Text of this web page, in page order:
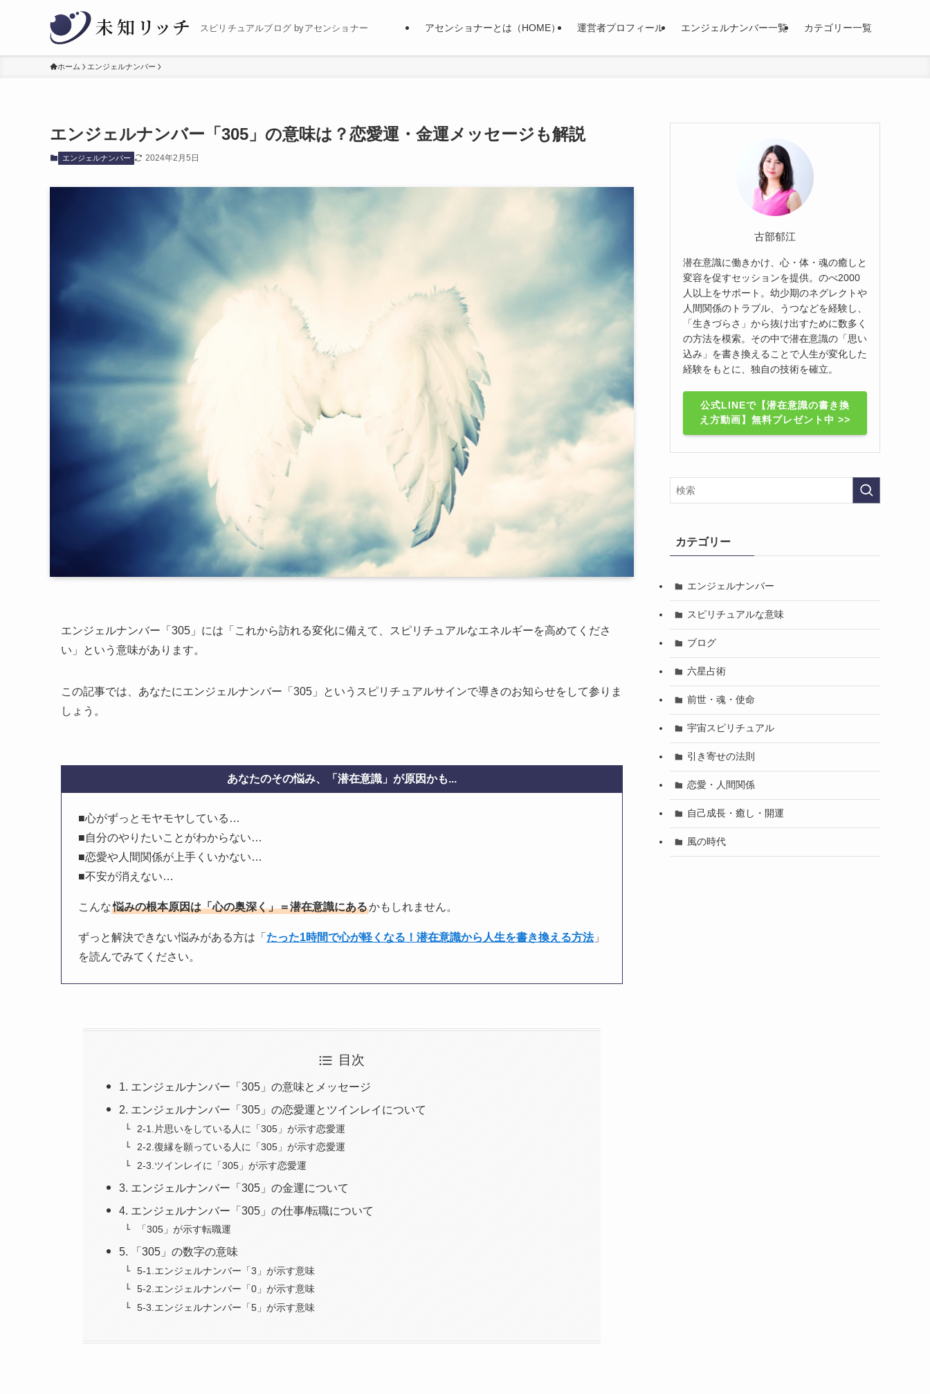
スピリチュアルブログ byアセンショナー アセンショナーとは（HOME） 運営者プロフィール エンジェルナンバー一覧 カテゴリー一覧
ホーム エンジェルナンバー
エンジェルナンバー「305」の意味は？恋愛運・金運メッセージも解説
エンジェルナンバー 2024年2月5日
エンジェルナンバー「305」には「これから訪れる変化に備えて、スピリチュアルなエネルギーを高めてくださ
い」という意味があります。
この記事では、あなたにエンジェルナンバー「305」というスピリチュアルサインで導きのお知らせをして参りま
しょう。
あなたのその悩み、「潜在意識」が原因かも...
■心がずっとモヤモヤしている…
■自分のやりたいことがわからない…
■恋愛や人間関係が上手くいかない…
■不安が消えない…
こんな悩みの根本原因は「心の奥深く」＝潜在意識にあるかもしれません。
ずっと解決できない悩みがある方は「 たった1時間で心が軽くなる！潜在意識から人生を書き換える方法」
を読んでみてください。
目次
1. エンジェルナンバー「305」の意味とメッセージ
2. エンジェルナンバー「305」の恋愛運とツインレイについて
2-1.片思いをしている人に「305」が示す恋愛運
2-2.復縁を願っている人に「305」が示す恋愛運
2-3.ツインレイに「305」が示す恋愛運
3. エンジェルナンバー「305」の金運について
4. エンジェルナンバー「305」の仕事/転職について
「305」が示す転職運
5. 「305」の数字の意味
5-1.エンジェルナンバー「3」が示す意味
5-2.エンジェルナンバー「0」が示す意味
5-3.エンジェルナンバー「5」が示す意味
古部郁江
潜在意識に働きかけ、心・体・魂の癒しと
変容を促すセッションを提供。のべ2000
人以上をサポート。幼少期のネグレクトや
人間関係のトラブル、うつなどを経験し、
「生きづらさ」から抜け出すために数多く
の方法を模索。その中で潜在意識の「思い
込み」を書き換えることで人生が変化した
経験をもとに、独自の技術を確立。
公式LINEで【潜在意識の書き換
え方動画】無料プレゼント中 >>
カテゴリー
エンジェルナンバー
スピリチュアルな意味
ブログ
六星占術
前世・魂・使命
宇宙スピリチュアル
引き寄せの法則
恋愛・人間関係
自己成長・癒し・開運
風の時代